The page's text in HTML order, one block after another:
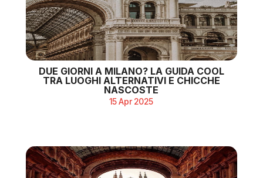
DUE GIORNI A MILANO? LA GUIDA COOL
TRA LUOGHI ALTERNATIVI E CHICCHE
NASCOSTE
15 Apr 2025